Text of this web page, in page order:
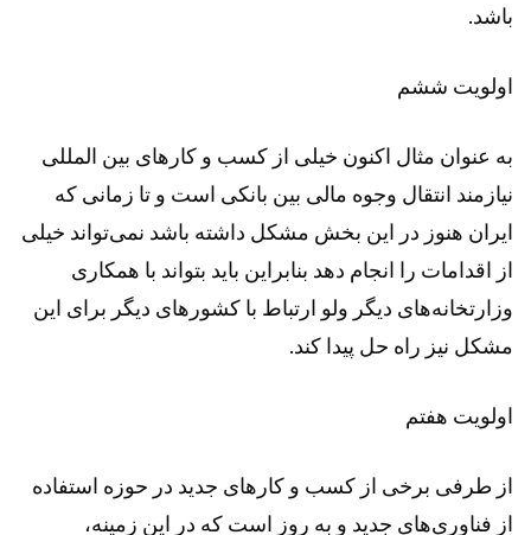
باشد.
اولویت ششم
به عنوان مثال اکنون خیلی از کسب و کارهای بین المللی
نیازمند انتقال وجوه مالی بین بانکی است و تا زمانی که
ایران هنوز در این بخش مشکل داشته باشد نمی‌تواند خیلی
از اقدامات را انجام دهد بنابراین باید بتواند با همکاری
وزارتخانه‌های دیگر ولو ارتباط با کشورهای دیگر برای این
مشکل نیز راه حل پیدا کند.
اولویت هفتم
از طرفی برخی از کسب و کارهای جدید در حوزه استفاده
از فناوری‌های جدید و به روز است که در این زمینه،